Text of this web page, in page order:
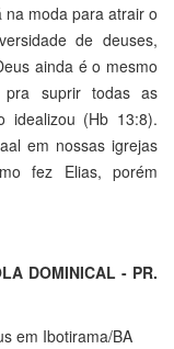
moda para atrair o
de deuses,
ainda é o mesmo
pra suprir todas as
idealizou (Hb 13:8).
em nossas igrejas
fez Elias, porém
DOMINICAL - PR.
em Ibotirama/BA